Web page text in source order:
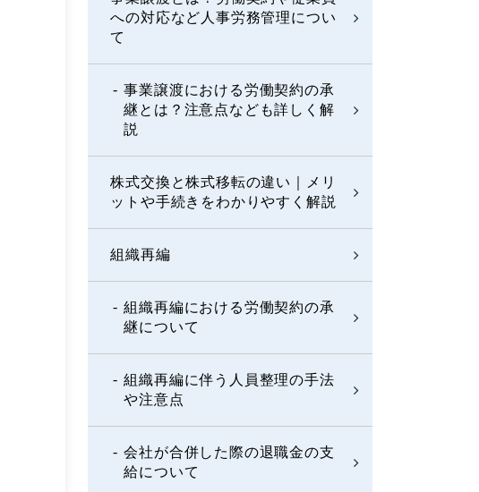
への対応など人事労務管理につい
て
事業譲渡における労働契約の承
継とは？注意点なども詳しく解
説
株式交換と株式移転の違い｜メリ
ットや手続きをわかりやすく解説
組織再編
組織再編における労働契約の承
継について
組織再編に伴う人員整理の手法
や注意点
会社が合併した際の退職金の支
給について